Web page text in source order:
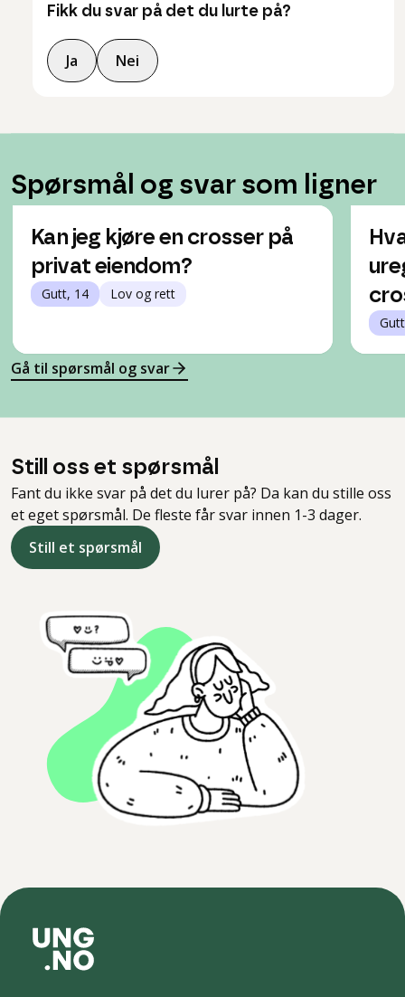
Fikk du svar på det du lurte på?
Ja Nei
Spørsmål og svar som ligner
Kan jeg kjøre en crosser på
privat eiendom?
Gutt, 14 Lov og rett
Gå til spørsmål og svar
Still oss et spørsmål
Fant du ikke svar på det du lurer på? Da kan du stille oss
et eget spørsmål. De fleste får svar innen 1-3 dager.
Still et spørsmål